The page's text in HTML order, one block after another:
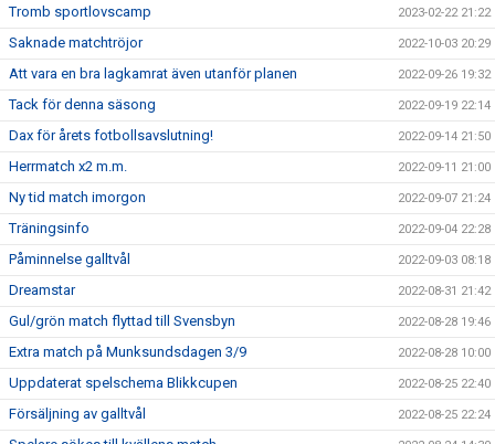
Tromb sportlovscamp 2023-02-22 21:22
Saknade matchtröjor 2022-10-03 20:29
Att vara en bra lagkamrat även utanför planen 2022-09-26 19:32
Tack för denna säsong 2022-09-19 22:14
Dax för årets fotbollsavslutning! 2022-09-14 21:50
Herrmatch x2 m.m. 2022-09-11 21:00
Ny tid match imorgon 2022-09-07 21:24
Träningsinfo 2022-09-04 22:28
Påminnelse galltvål 2022-09-03 08:18
Dreamstar 2022-08-31 21:42
Gul/grön match flyttad till Svensbyn 2022-08-28 19:46
Extra match på Munksundsdagen 3/9 2022-08-28 10:00
Uppdaterat spelschema Blikkcupen 2022-08-25 22:40
Försäljning av galltvål 2022-08-25 22:24